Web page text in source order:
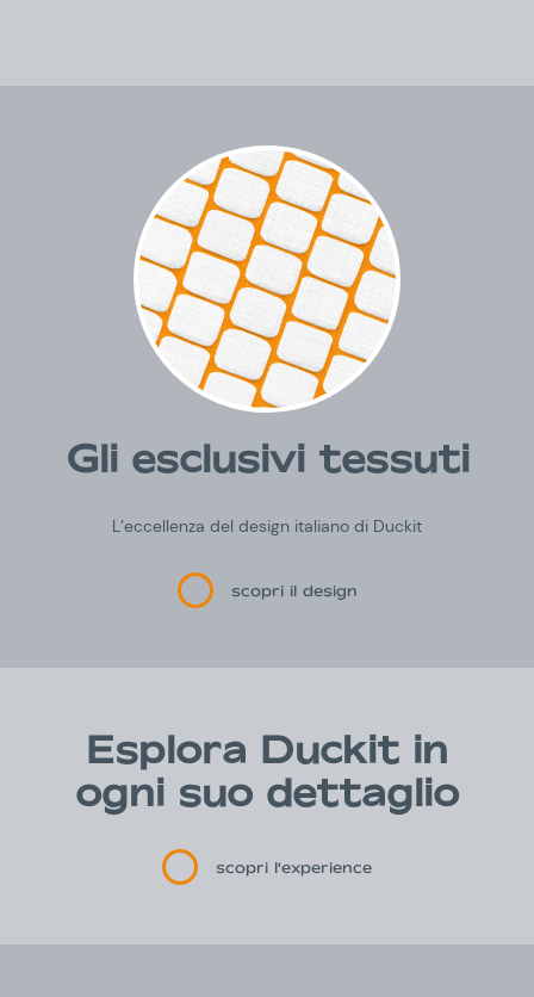
Gli esclusivi tessuti
L’eccellenza del design italiano di Duckit
scopri il design
Esplora Duckit in
ogni suo dettaglio
scopri l'experience